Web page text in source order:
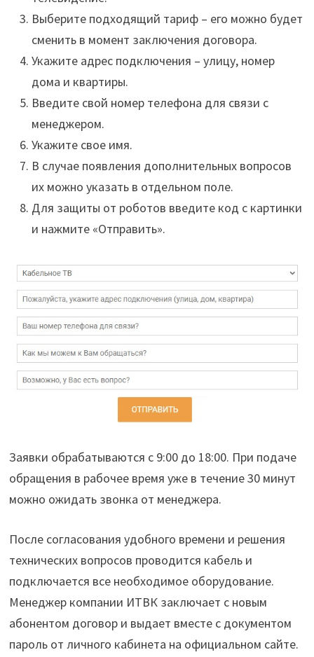
Выберите подходящий тариф – его можно будет
сменить в момент заключения договора.
Укажите адрес подключения – улицу, номер
дома и квартиры.
Введите свой номер телефона для связи с
менеджером.
Укажите свое имя.
В случае появления дополнительных вопросов
их можно указать в отдельном поле.
Для защиты от роботов введите код с картинки
и нажмите «Отправить».
Заявки обрабатываются с 9:00 до 18:00. При подаче
обращения в рабочее время уже в течение 30 минут
можно ожидать звонка от менеджера.
После согласования удобного времени и решения
технических вопросов проводится кабель и
подключается все необходимое оборудование.
Менеджер компании ИТВК заключает с новым
абонентом договор и выдает вместе с документом
пароль от личного кабинета на официальном сайте.